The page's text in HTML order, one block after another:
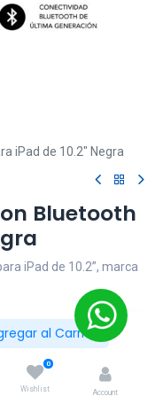
al Carrito
0
Wishlist Account
iPad de 10.2" Negra
Bluetooth
iPad de 10.2”, marca